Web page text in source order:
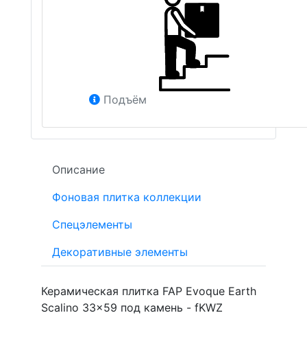
Подъём
Описание
Фоновая плитка коллекции
Спецэлементы
Декоративные элементы
Керамическая плитка FAP Evoque Earth
Scalino 33x59 под камень - fKWZ